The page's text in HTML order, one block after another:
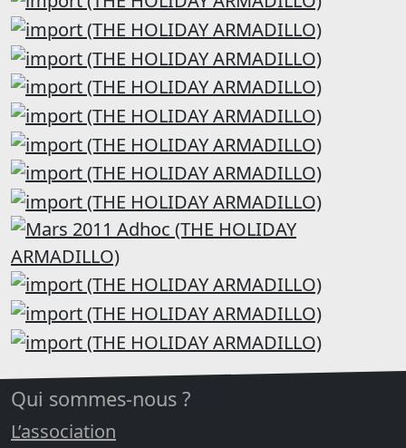
Qui sommes-nous ?
L’association